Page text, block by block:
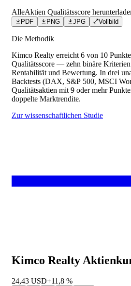
AlleAktien Qualitätsscore
PDF PNG JPG Vollbild
Die Methodik
Kimco Realty erreicht 6 von 10
Qualitätsscore — zehn binäre
Rentabilität und Bewertung. In drei
Backtests (DAX, S&P 500, MSCI
Qualitätsaktien mit 9 oder mehr
doppelte Marktrendite.
Zur wissenschaftlichen Studie
Kimco Realty
24,43 USD+11,8 %